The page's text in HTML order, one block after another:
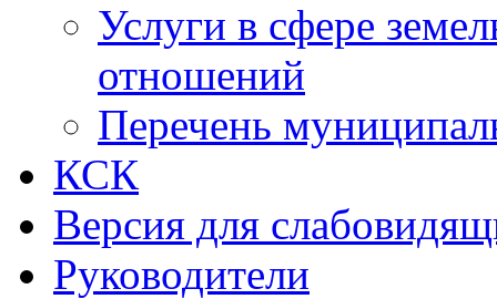
Услуги в сфере
отношений
Перечень
КСК
Версия для
Руководители